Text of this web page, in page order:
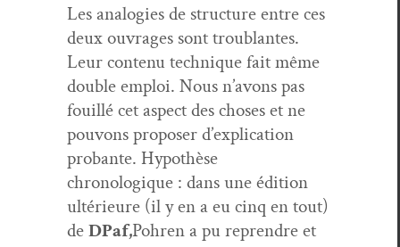
Les analo­gies de struc­ture entre ces
deux ouvrages sont trou­blantes.
Leur con­tenu tech­nique fait même
dou­ble emploi. Nous n’avons pas
fouil­lé cet aspect des choses et ne
pou­vons pro­pos­er d’explication
probante. Hypothèse
chronologique : dans une édi­tion
ultérieure (il y en a eu cinq en tout)
deDPaf,Pohren a pu repren­dre et